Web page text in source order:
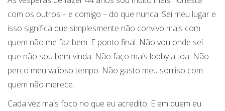
com os outros – e comigo – do que nunca. Sei meu lugar e
isso significa que simplesmente não convivo mais com
quem não me faz bem. E ponto final. Não vou onde sei
que não sou bem-vinda. Não faço mais lobby a toa. Não
perco meu valioso tempo. Não gasto meu sorriso com
quem não merece.
Cada vez mais foco no que eu acredito. E em quem eu